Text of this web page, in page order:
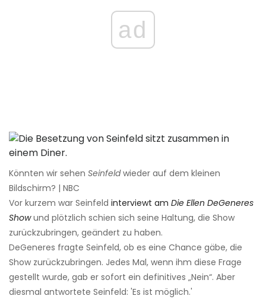
ad
Könnten wir sehen Seinfeldwieder auf dem kleinen
Bildschirm? | NBC
Vor kurzem war Seinfeld interviewt am Die Ellen DeGeneres
Show und plötzlich schien sich seine Haltung, die Show
zurückzubringen, geändert zu haben.
DeGeneres fragte Seinfeld, ob es eine Chance gäbe, die
Show zurückzubringen. Jedes Mal, wenn ihm diese Frage
gestellt wurde, gab er sofort ein definitives „Nein“. Aber
diesmal antwortete Seinfeld: 'Es ist möglich.'